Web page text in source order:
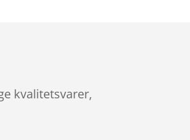
kvalitetsvarer,